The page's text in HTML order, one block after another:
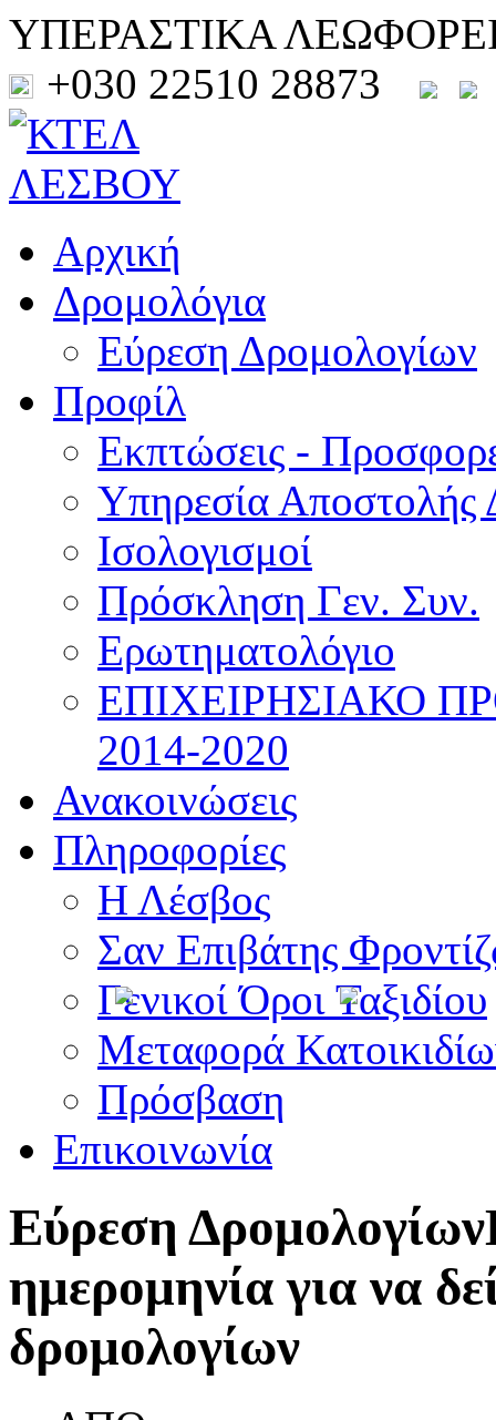
ΥΠΕΡΑΣΤΙΚΑ
+030 22510 28873
Αρχική
Δρομολόγια
Εύρεση Δρομολογίων
Προφίλ
Εκπτώσεις -
Υπηρεσία Αποστολής
Ισολογισμοί
Πρόσκληση Γεν. Συν.
Ερωτηματολόγιο
ΕΠΙΧΕΙΡΗΣΙΑΚΟ
2014-2020
Ανακοινώσεις
Πληροφορίες
Η Λέσβος
Σαν Επιβάτης
Γενικοί Όροι Ταξιδίου
Μεταφορά
Πρόσβαση
Επικοινωνία
Εύρεση Δρομολογίων
ημερομηνία για να
δρομολογίων